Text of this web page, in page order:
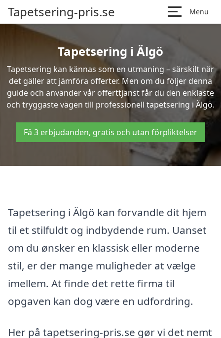
Tapetsering-pris.se Menu
Tapetsering i Älgö
Tapetsering kan kännas som en utmaning – särskilt när
det gäller att jämföra offerter. Men om du följer denna
guide och använder vår offerttjänst får du den enklaste
och tryggaste vägen till professionell tapetsering i Älgö.
Få 3 erbjudanden, gratis och utan förpliktelser
Tapetsering i Älgö kan forvandle dit hjem
til et stilfuldt og indbydende rum. Uanset
om du ønsker en klassisk eller moderne
stil, er der mange muligheder at vælge
imellem. At finde det rette firma til
opgaven kan dog være en udfordring.
Her på tapetsering-pris.se gør vi det nemt